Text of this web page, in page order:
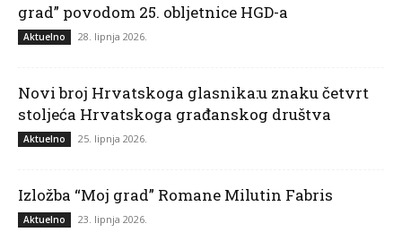
grad” povodom 25. obljetnice HGD-a
Aktuelno 28. lipnja 2026.
Novi broj Hrvatskoga glasnika:u znaku četvrt
stoljeća Hrvatskoga građanskog društva
Aktuelno 25. lipnja 2026.
Izložba “Moj grad” Romane Milutin Fabris
Aktuelno 23. lipnja 2026.